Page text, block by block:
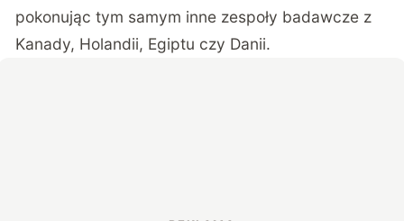
pokonując tym samym inne zespoły badawcze z
Kanady, Holandii, Egiptu czy Danii.